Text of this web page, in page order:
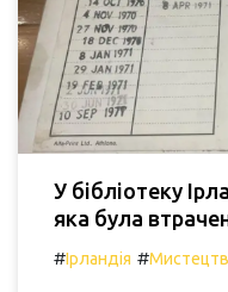
У бібліотеку
яка була
#Ірландія #